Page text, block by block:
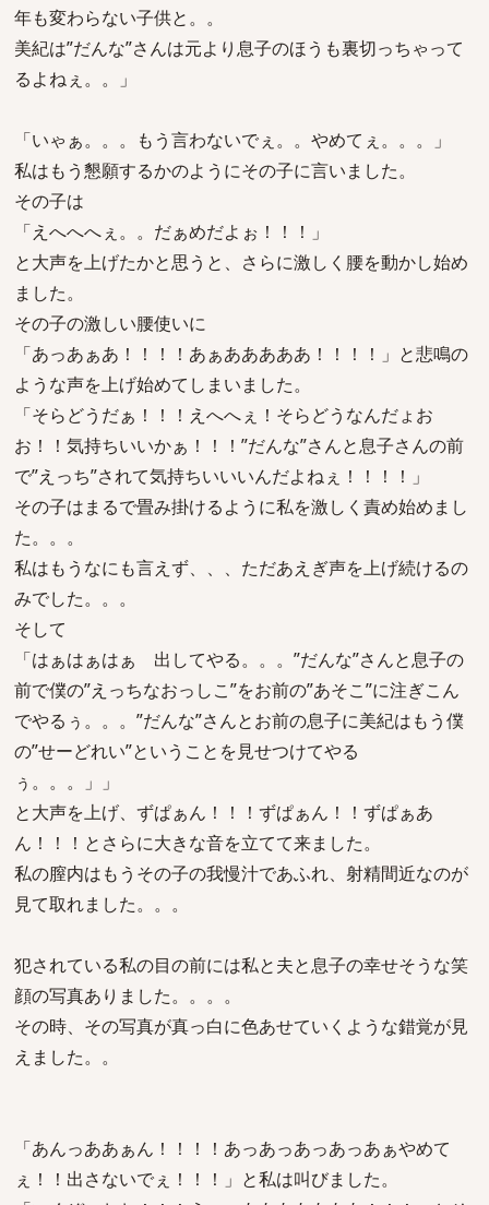
年も変わらない子供と。。
美紀は”だんな”さんは元より息子のほうも裏切っちゃって
るよねぇ。。」
「いゃぁ。。。もう言わないでぇ。。やめてぇ。。。」
私はもう懇願するかのようにその子に言いました。
その子は
「えへへへぇ。。だぁめだよぉ！！！」
と大声を上げたかと思うと、さらに激しく腰を動かし始め
ました。
その子の激しい腰使いに
「あっあぁあ！！！！あぁあああああ！！！！」と悲鳴の
ような声を上げ始めてしまいました。
「そらどうだぁ！！！えへへぇ！そらどうなんだょお
お！！気持ちいいかぁ！！！”だんな”さんと息子さんの前
で”えっち”されて気持ちいいいんだよねぇ！！！！」
その子はまるで畳み掛けるように私を激しく責め始めまし
た。。。
私はもうなにも言えず、、、ただあえぎ声を上げ続けるの
みでした。。。
そして
「はぁはぁはぁ 出してやる。。。”だんな”さんと息子の
前で僕の”えっちなおっしこ”をお前の”あそこ”に注ぎこん
でやるぅ。。。”だんな”さんとお前の息子に美紀はもう僕
の”せーどれい”ということを見せつけてやる
ぅ。。。」」
と大声を上げ、ずぱぁん！！！ずぱぁん！！ずぱぁあ
ん！！！とさらに大きな音を立てて来ました。
私の膣内はもうその子の我慢汁であふれ、射精間近なのが
見て取れました。。。
犯されている私の目の前には私と夫と息子の幸せそうな笑
顔の写真ありました。。。。
その時、その写真が真っ白に色あせていくような錯覚が見
えました。。
「あんっああぁん！！！！あっあっあっあっあぁやめて
ぇ！！出さないでぇ！！！」と私は叫びました。